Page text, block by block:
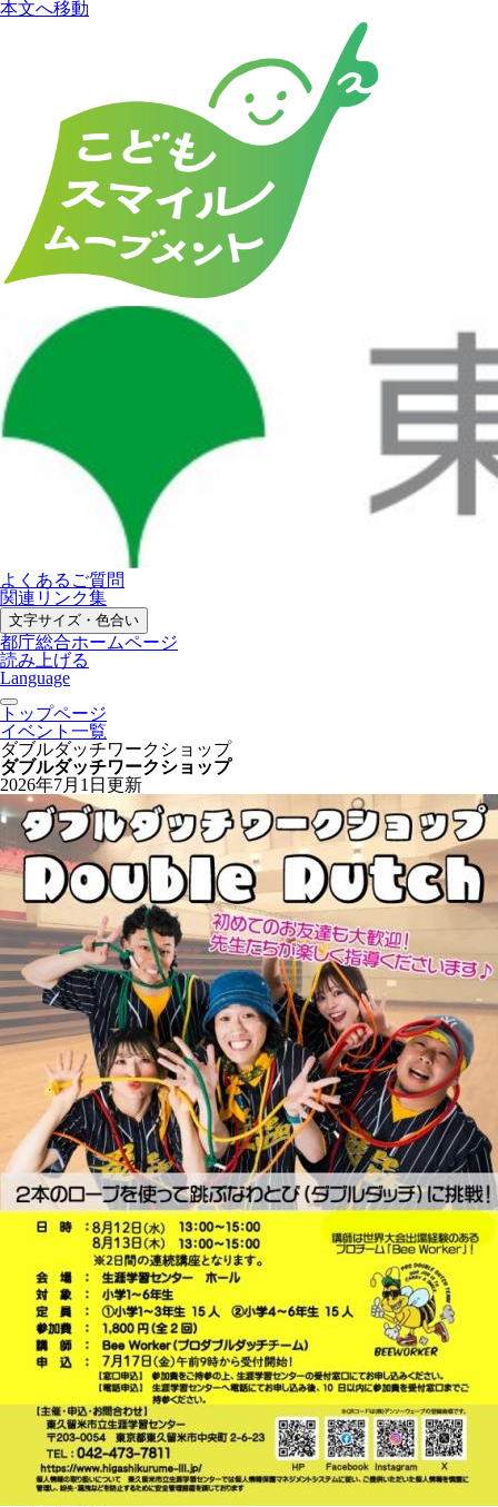
本文へ移動
よくあるご質問
関連リンク集
文字サイズ・色合い
都庁総合ホームページ
読み上げる
Language
トップページ
イベント一覧
ダブルダッチワークショップ
ダブルダッチワークショップ
2026年7月1日更新